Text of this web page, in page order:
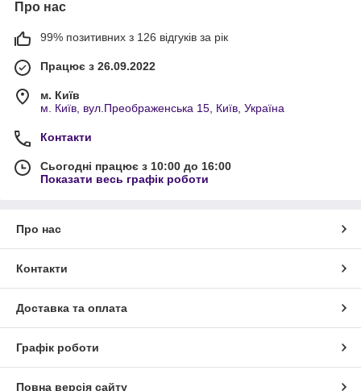
Про нас
99% позитивних з 126 відгуків за рік
Працює з 26.09.2022
м. Київ
м. Київ, вул.Преображенська 15, Київ, Україна
Контакти
Сьогодні працює з 10:00 до 16:00
Показати весь графік роботи
Про нас
Контакти
Доставка та оплата
Графік роботи
Повна версія сайту